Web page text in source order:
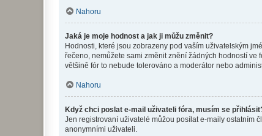
Nahoru
Jaká je moje hodnost a jak ji můžu změnit?
Hodnosti, které jsou zobrazeny pod vaším uživatelským
řečeno, nemůžete sami změnit znění žádných hodností
většině fór to nebude tolerováno a moderátor nebo
Nahoru
Když chci poslat e-mail uživateli fóra, musím se
Jen registrovaní uživatelé můžou posílat e-maily ostatním
anonymními uživateli.